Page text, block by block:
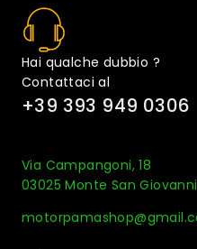
Hai qualche dubbio ?
Contattaci al
+39 393 949 0306
Via Campangoni, 18
03025 Monte San